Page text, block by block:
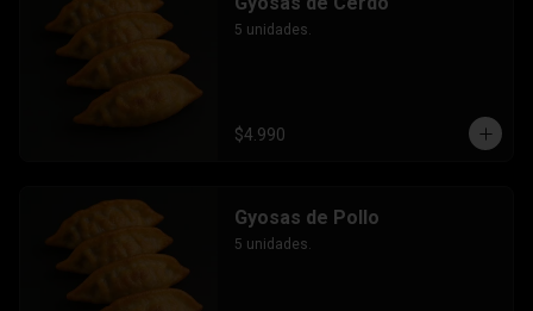
5 unidades.
$4.990
Gyosas de Pollo
5 unidades.